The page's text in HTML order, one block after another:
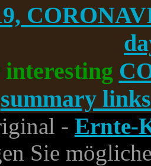
summary
- Ernte-
Sie